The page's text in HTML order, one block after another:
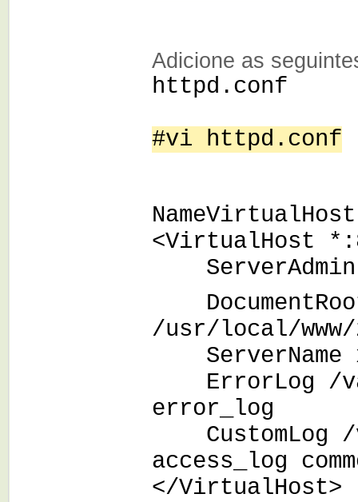
Adicione as
httpd.conf
#vi httpd.conf
<VirtualHost
ServerAdmin
/usr/local/
ServerName
ErrorLog /
error_log
CustomLog /
access_log
</VirtualHost>